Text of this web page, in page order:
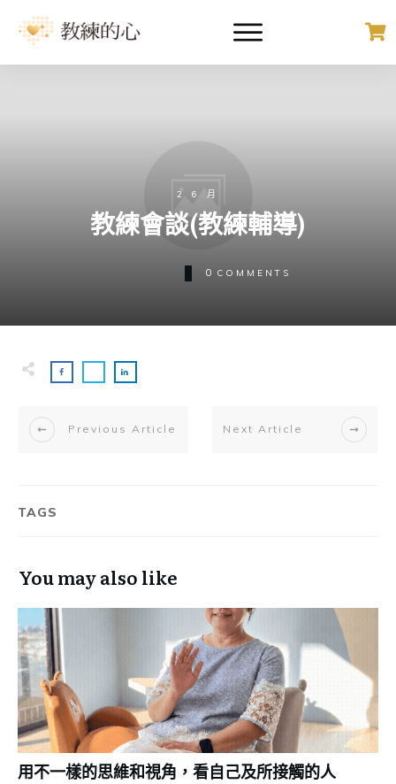
2 6 月
教練會談(教練輔導)
0 COMMENTS
Previous Article Next Article
TAGS
You may also like
用不一樣的思維和視角，看自己及所接觸的人